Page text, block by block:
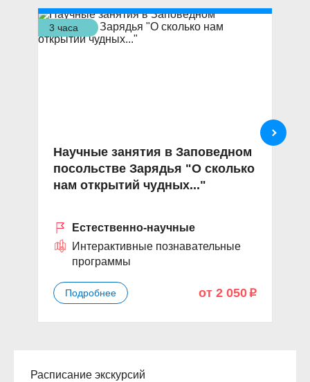
3 часа
Научные занятия в Заповедном
посольстве Зарядья "О сколько
нам открытий чудных..."
Естественно-научные
Интерактивные познавательные
программы
Подробнее от 2 050 p
Расписание экскурсий